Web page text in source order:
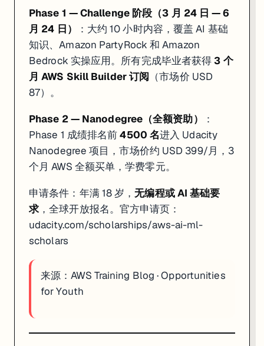
Phase 1 — Challenge 阶段（3 月 24 日 — 6
月 24 日）
：大约 10 小时内容，覆盖 AI 基础
知识、Amazon PartyRock 和 Amazon
Bedrock 实操应用。所有完成毕业者获得3 个
月 AWS Skill Builder 订阅 （市场价 USD
87）。
Phase 2 — Nanodegree（全额资助）
：
Phase 1 成绩排名前4500 名进入 Udacity
Nanodegree 项目，市场价约 USD 399/月，3
个月 AWS 全额买单，学费零元。
申请条件：年满 18 岁，无编程或 AI 基础要
求，全球开放报名。官方申请页：
udacity.com/scholarships/aws-ai-ml-
scholars
来源：AWS Training Blog ·Opportunities
for Youth